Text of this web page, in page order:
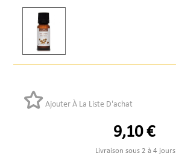
Ajouter À La Liste D'achat
9,10 €
Livraison sous 2 à 4 jours